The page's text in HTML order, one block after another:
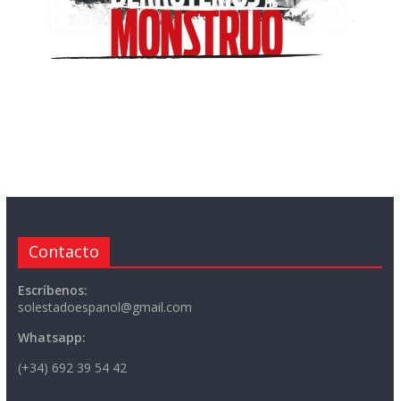
Contacto
Escríbenos:
solestadoespanol@gmail.com
Whatsapp:
(+34) 692 39 54 42